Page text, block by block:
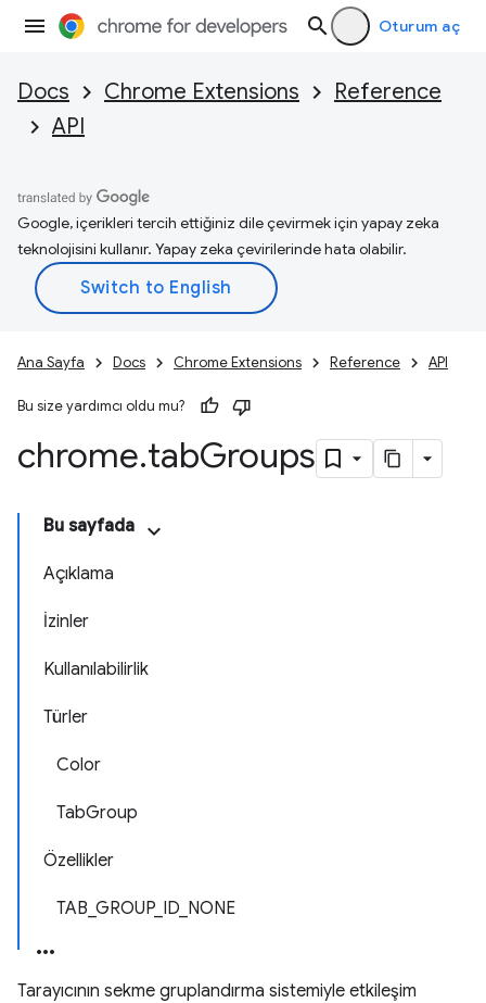
Oturum aç
Docs Chrome Extensions
Reference
API
Google, içerikleri tercih ettiğiniz dile çevirmek için yapay zeka
teknolojisini kullanır. Yapay zeka çevirilerinde hata olabilir.
Ana Sayfa Docs Chrome Extensions Reference API
Bu size yardımcı oldu mu?
chrome.tabGroups
Bu sayfada
Açıklama
İzinler
Kullanılabilirlik
Türler
Color
TabGroup
Özellikler
TAB_GROUP_ID_NONE
Tarayıcının sekme gruplandırma sistemiyle etkileşim